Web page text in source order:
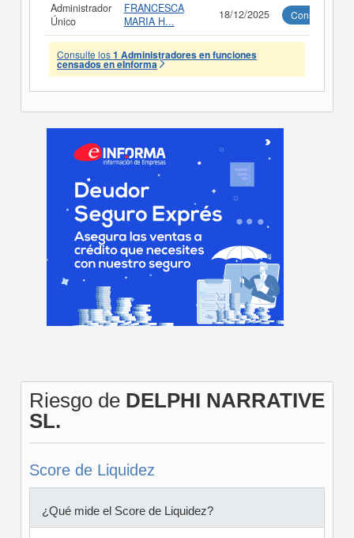
Administrador
Único
FRANCESCA
MARIA H...
18/12/2025 Consultar
Consulte los1 Administradores en funciones
censados en eInforma
Riesgo de DELPHI NARRATIVE
SL.
Score de Liquidez
¿Qué mide el Score de Liquidez?